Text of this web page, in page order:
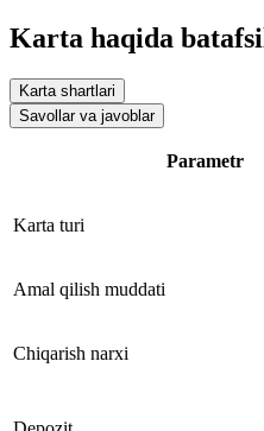
Karta haqida
Karta shartlari
Savollar va javoblar
Parametr
Karta turi
Amal qilish muddati
Chiqarish narxi